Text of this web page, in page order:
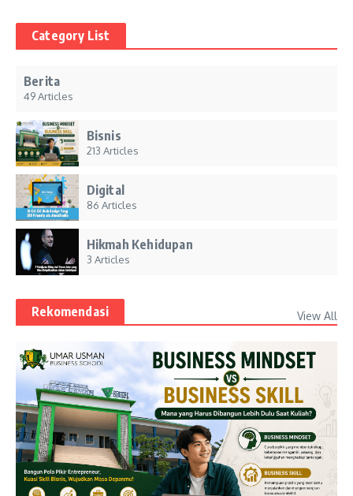
Category List
Berita
49 Articles
Bisnis
213 Articles
Digital
86 Articles
Hikmah Kehidupan
3 Articles
Rekomendasi View All